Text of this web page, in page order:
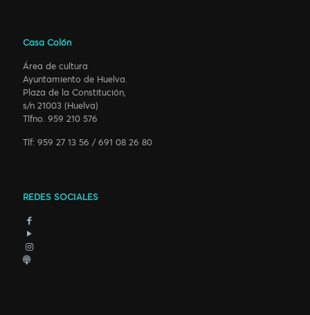
Casa Colón
Área de cultura
Ayuntamiento de Huelva.
Plaza de la Constitución,
s/n 21003 (Huelva)
Tlfno. 959 210 576
Tlf: 959 27 13 56 / 691 08 26 80
REDES SOCIALES